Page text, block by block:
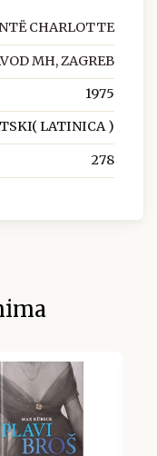
CHARLOTTE
MH, ZAGREB
1975
LATINICA )
278